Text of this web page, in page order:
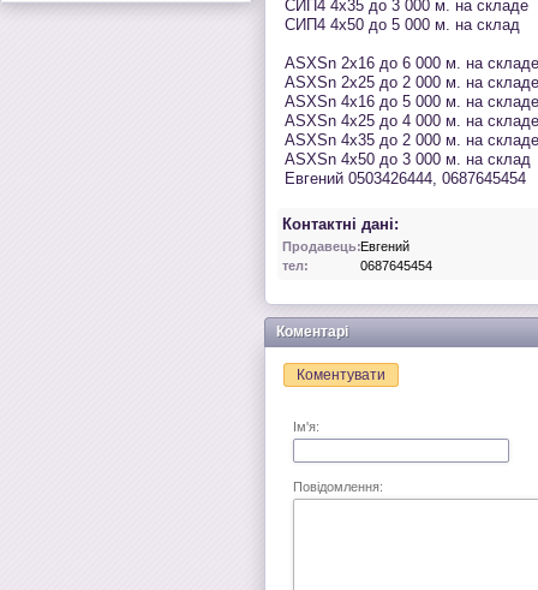
СИП4 4х35 до 3 000 м. на складе
СИП4 4х50 до 5 000 м. на склад
ASXSn 2х16 до 6 000 м. на складе
ASXSn 2х25 до 2 000 м. на складе
ASXSn 4х16 до 5 000 м. на складе
ASXSn 4х25 до 4 000 м. на складе
ASXSn 4х35 до 2 000 м. на складе
ASXSn 4х50 до 3 000 м. на склад
Евгений 0503426444, 0687645454
Контактні дані:
Продавець:Евгений
тел:
0687645454
Коментарі
Коментувати
Ім'я:
Повідомлення: